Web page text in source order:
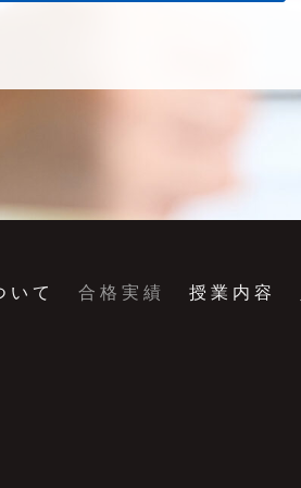
いて 合格実績 授業内容